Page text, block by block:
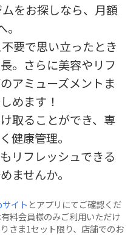
をお探しなら、月額
要で思い立ったとき
。さらに美容やリフ
アミューズメントま
めます！
取ることができ、専
健康管理。
リフレッシュできる
ませんか。
イト とアプリにてご確認くだ
料会員様のみご利用いただけ
さま1セット限り、店舗でのお